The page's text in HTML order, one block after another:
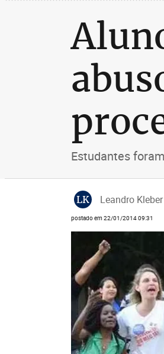
Estudantes
LK Leandro Kleber
postado em 22/01/2014 09:31